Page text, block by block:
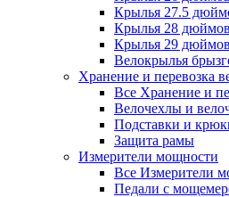
Крылья 27.5
Крылья 28 дюймов
Крылья 29 дюймов
Велокрылья
Хранение и перевозка
Все Хранение и
Велочехлы и
Подставки и
Защита рамы
Измерители мощности
Все Измерители
Педали с